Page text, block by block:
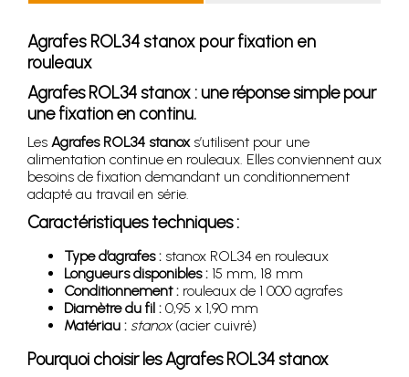
Agrafes ROL34 stanox pour fixation en
rouleaux
Agrafes ROL34 stanox : une réponse simple pour
une fixation en continu.
Les Agrafes ROL34 stanoxs’utilisent pour une
alimentation continue en rouleaux. Elles conviennent aux
besoins de fixation demandant un conditionnement
adapté au travail en série.
Caractéristiques techniques :
Type d’agrafes : stanox ROL34 en rouleaux
Longueurs disponibles : 15 mm, 18 mm
Conditionnement : rouleaux de 1 000 agrafes
Diamètre du fil : 0,95 x 1,90 mm
Matériau : stanox(acier cuivré)
Pourquoi choisir les Agrafes ROL34 stanox